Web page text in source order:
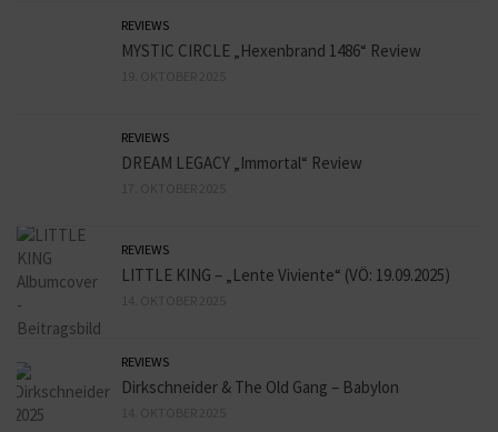
REVIEWS
MYSTIC CIRCLE „Hexenbrand 1486“ Review
REVIEWS
DREAM LEGACY „Immortal“ Review
REVIEWS
LITTLE KING – „Lente Viviente“ (VÖ: 19.09.2025)
REVIEWS
Dirkschneider & The Old Gang – Babylon